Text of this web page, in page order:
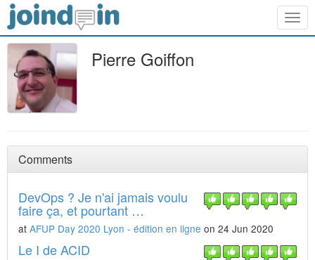
Pierre Goiffon
Comments
DevOps ? Je n'ai jamais voulu
faire ça, et pourtant …
at AFUP Day 2020 Lyon - édition en ligne on 24 Jun 2020
Le I de ACID